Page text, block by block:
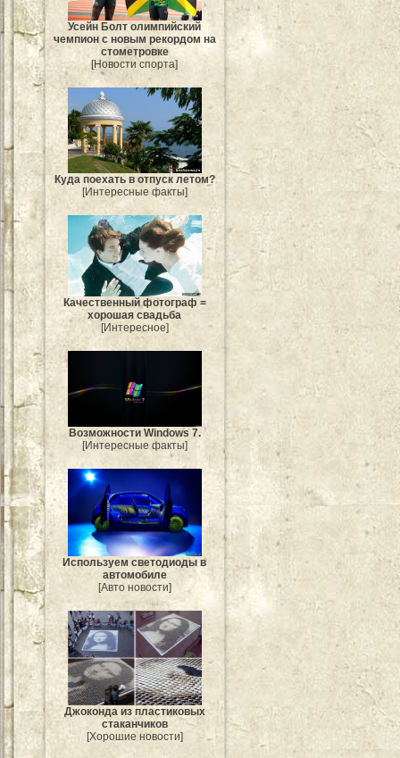
Усейн Болт олимпийский
чемпион с новым рекордом на
стометровке
[Новости спорта]
Куда поехать в отпуск летом?
[Интересные факты]
Качественный фотограф =
хорошая свадьба
[Интересное]
Возможности Windows 7.
[Интересные факты]
Используем светодиоды в
автомобиле
[Авто новости]
Джоконда из пластиковых
стаканчиков
[Хорошие новости]